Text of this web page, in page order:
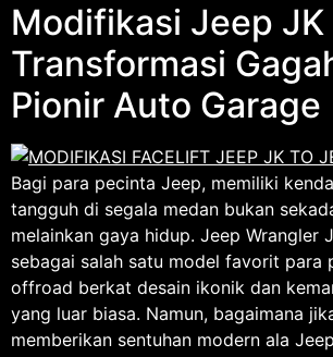
Modifikasi Jeep JK
Transformasi
Pionir Auto Garage
Bagi para pecinta Jeep, memiliki
tangguh di segala medan bukan
melainkan gaya hidup. Jeep Wrangler
sebagai salah satu model favorit para
offroad berkat desain ikonik dan
yang luar biasa. Namun, bagaimana
memberikan sentuhan modern ala